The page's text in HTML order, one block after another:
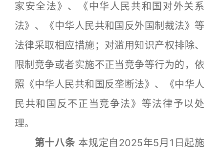
家安全法》、《中华人民共和国对外关系
法》、《中华人民共和国反外国制裁法》等
法律采取相应措施；对滥用知识产权排除、
限制竞争或者实施不正当竞争等行为的，依
照《中华人民共和国反垄断法》、《中华人
民共和国反不正当竞争法》等法律予以处
理。
第十八条 本规定自2025年5月1日起施